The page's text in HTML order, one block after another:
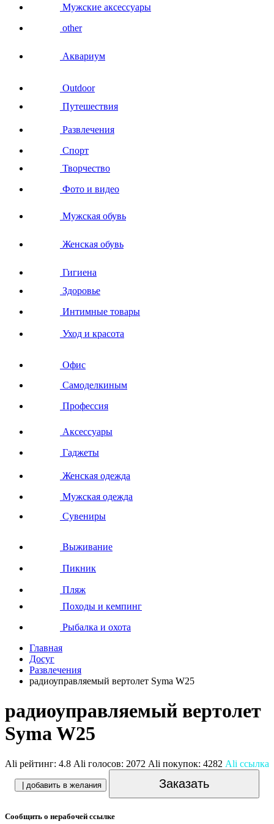
Мужские аксессуары
other
Аквариум
Outdoor
Путешествия
Развлечения
Спорт
Творчество
Фото и видео
Мужская обувь
Женская обувь
Гигиена
Здоровье
Интимные товары
Уход и красота
Офис
Самоделкиным
Профессия
Аксессуары
Гаджеты
Женская одежда
Мужская одежда
Сувениры
Выживание
Пикник
Пляж
Походы и кемпинг
Рыбалка и охота
Главная
Досуг
Развлечения
радиоуправляемый вертолет Syma W25
радиоуправляемый вертолет
Syma W25
Ali рейтинг: 4.8 Ali голосов: 2072 Ali покупок: 4282 Ali ссылка
| добавить в желания Заказать
Сообщить о нерабочей ссылке